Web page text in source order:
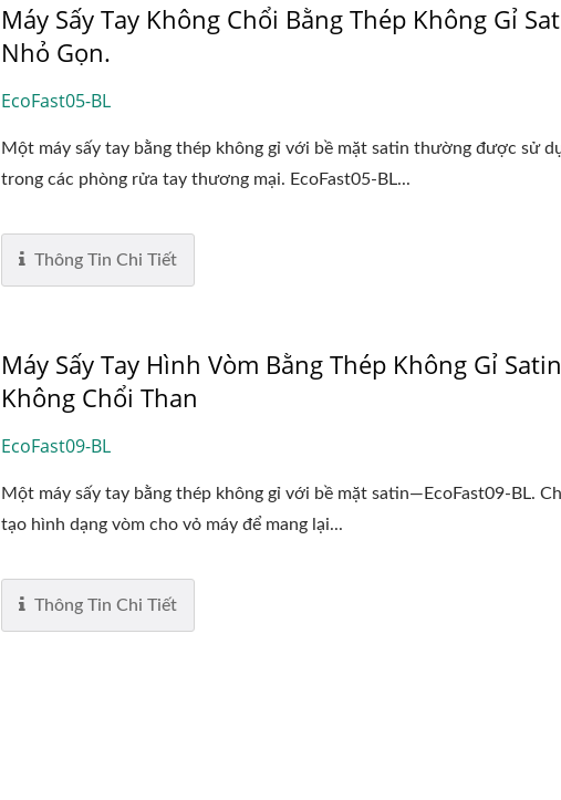
Máy Sấy Tay Không Chổi Bằng Thép Không Gỉ
Nhỏ Gọn.
EcoFast05-BL
Một máy sấy tay bằng thép không gỉ với bề mặt satin thường được sử
trong các phòng rửa tay thương mại. EcoFast05-BL...
Thông Tin Chi Tiết
Máy Sấy Tay Hình Vòm Bằng Thép Không Gỉ Satin
Không Chổi Than
EcoFast09-BL
Một máy sấy tay bằng thép không gỉ với bề mặt satin—EcoFast09-BL.
tạo hình dạng vòm cho vỏ máy để mang lại...
Thông Tin Chi Tiết